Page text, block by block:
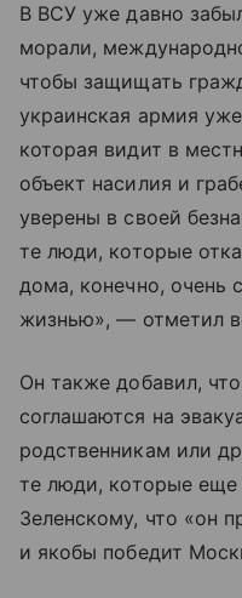
В ВСУ уже давно
морали,
чтобы защищать
украинская армия
которая видит в
объект насилия и
уверены в своей
те люди, которые
дома, конечно, очень
жизнью», — отметил
Он также добавил,
соглашаются на
родственникам или
те люди, которые еще
Зеленскому, что «он
и якобы победит